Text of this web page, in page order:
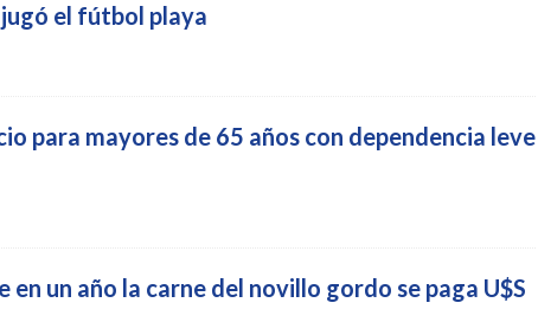
el fútbol playa
para mayores de 65 años con dependencia leve
en un año la carne del novillo gordo se paga U$S